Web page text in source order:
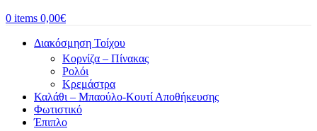
0 items 0,00€
Διακόσμηση Τοίχου
Κορνίζα – Πίνακας
Ρολόι
Κρεμάστρα
Καλάθι – Μπαούλο-Κουτί Αποθήκευσης
Φωτιστικό
Έπιπλο